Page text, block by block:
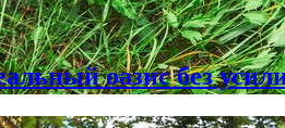
оазис без